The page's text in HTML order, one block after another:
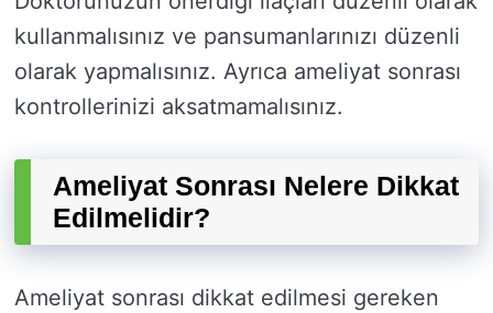
kullanmalısınız ve pansumanlarınızı düzenli
olarak yapmalısınız. Ayrıca ameliyat sonrası
kontrollerinizi aksatmamalısınız.
Ameliyat Sonrası Nelere Dikkat
Edilmelidir?
Ameliyat sonrası dikkat edilmesi gereken